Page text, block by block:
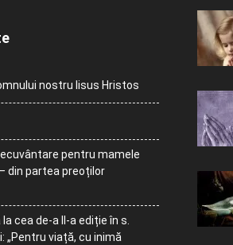
nostru Iisus Hristos
pentru mamele
din partea preoților
cea de-a II-a ediție în s.
„Pentru viață, cu inimă